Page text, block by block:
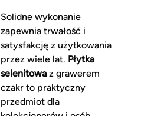
Solidne wykonanie
zapewnia trwałość i
satysfakcję z użytkowania
przez wiele lat. Płytka
selenitowaz grawerem
czakr to praktyczny
przedmiot dla